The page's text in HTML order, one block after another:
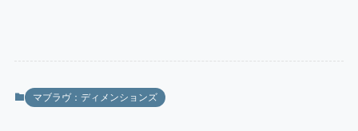
マブラヴ：ディメンションズ